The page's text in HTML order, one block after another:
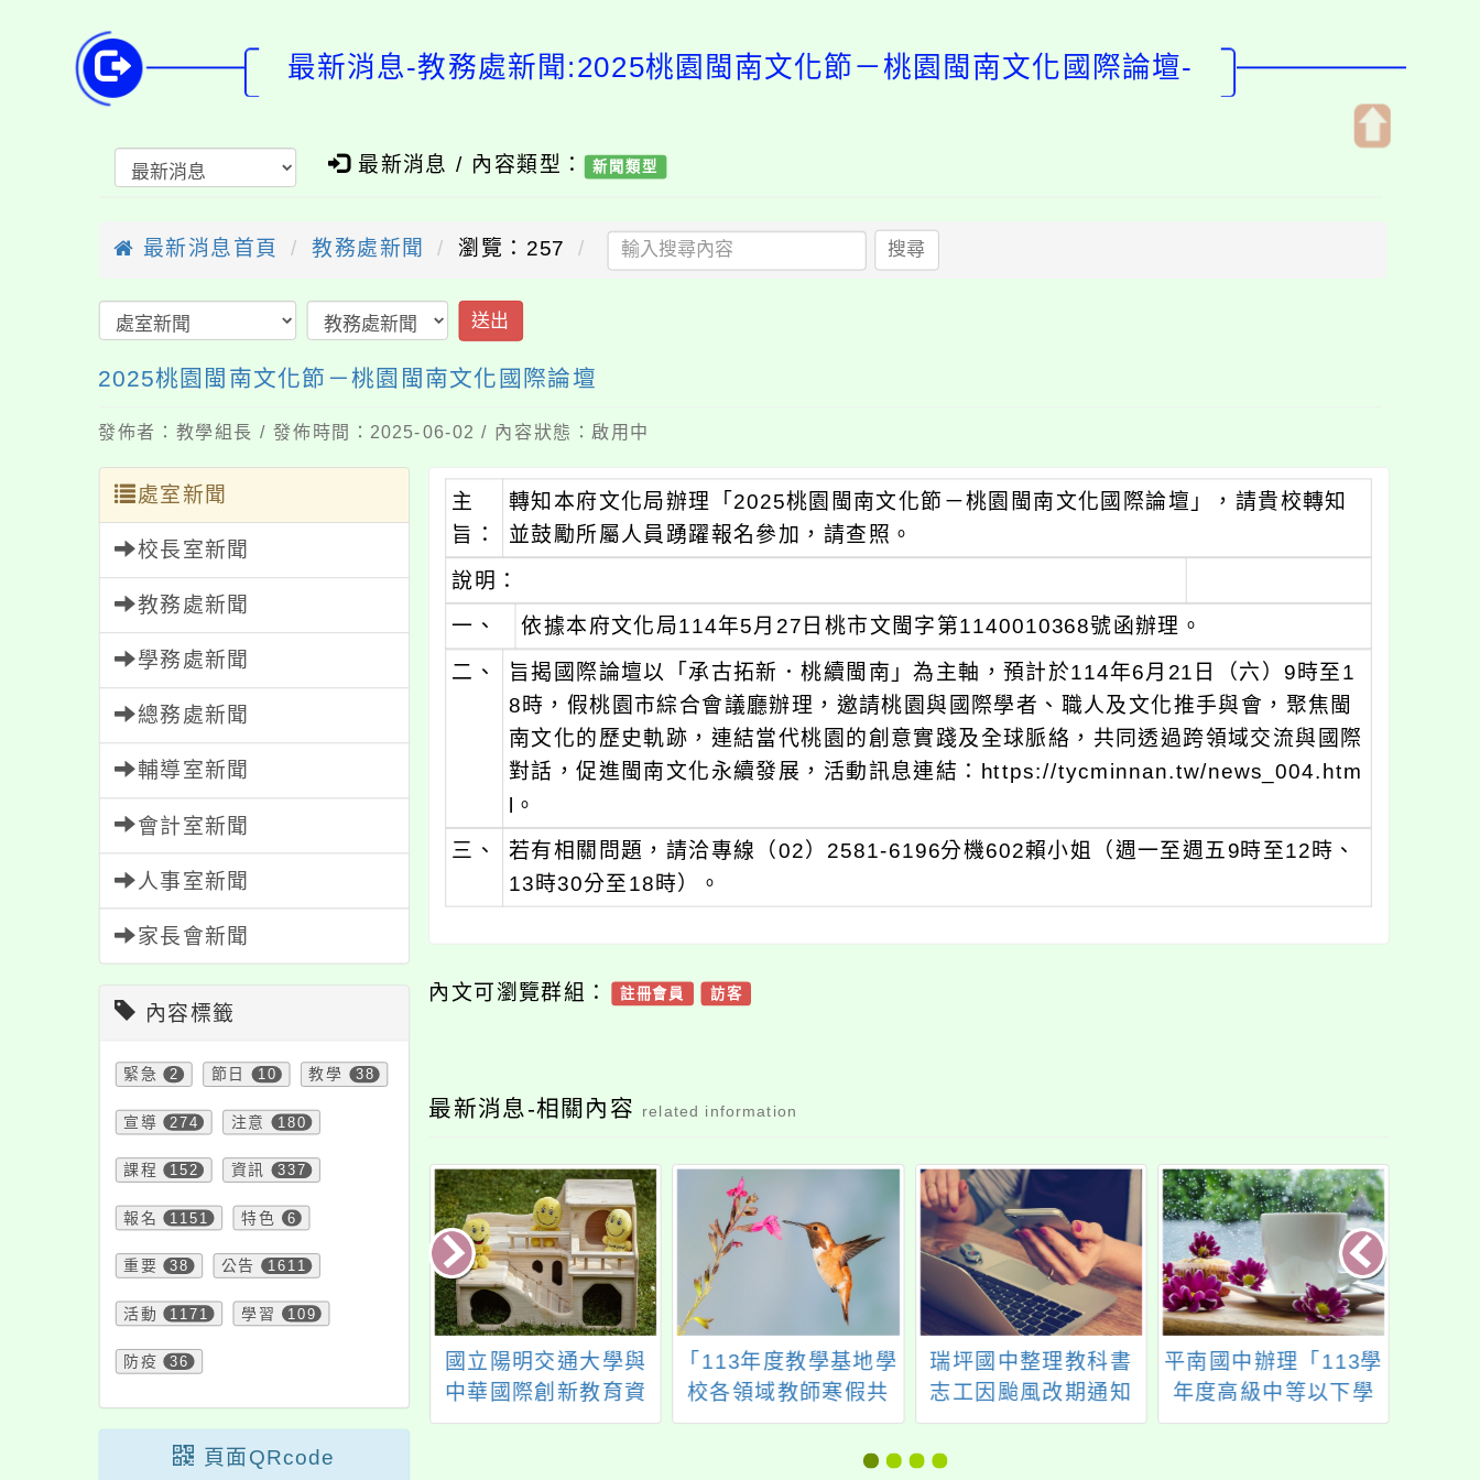
最新消息-教務處新聞:2025桃園閩南文化節－桃園閩南文化國際論壇-
最新消息 / 內容類型： 新聞類型
最新消息首頁 教務處新聞 瀏覽：257 搜尋
送出
2025桃園閩南文化節－桃園閩南文化國際論壇
發佈者：教學組長 / 發佈時間：2025-06-02 / 內容狀態：啟用中
處室新聞
校長室新聞
教務處新聞
學務處新聞
總務處新聞
輔導室新聞
會計室新聞
人事室新聞
家長會新聞
內容標籤
緊急 2 節日 10 教學 38
宣導 274 注意 180
課程 152 資訊 337
報名 1151 特色 6
重要 38 公告 1611
活動 1171 學習 109
防疫 36
頁面QRcode
主
旨：
轉知本府文化局辦理「2025桃園閩南文化節－桃園閩南文化國際論壇」，請貴校轉知
並鼓勵所屬人員踴躍報名參加，請查照。
說明：
一、
依據本府文化局114年5月27日桃市文閩字第1140010368號函辦理。
二、
旨揭國際論壇以「承古拓新．桃續閩南」為主軸，預計於114年6月21日（六）9時至1
8時，假桃園市綜合會議廳辦理，邀請桃園與國際學者、職人及文化推手與會，聚焦閩
南文化的歷史軌跡，連結當代桃園的創意實踐及全球脈絡，共同透過跨領域交流與國際
對話，促進閩南文化永續發展，活動訊息連結：https://tycminnan.tw/news_004.htm
l。
三、
若有相關問題，請洽專線（02）2581-6196分機602賴小姐（週一至週五9時至12時、
13時30分至18時）。
內文可瀏覽群組： 註冊會員 訪客
最新消息-相關內容 related information
AP&SAT 提高
十九期中學人才培育
國立陽明交通大學與
中華國際創新教育資
源交流協會辦理「第
「113年度教學基地學
校各領域教師寒假共
同備課研習」
瑞坪國中整理教科書
志工因颱風改期通知
平南國中辦理「113學
年度高級中等以下學
校金融基礎教育融入